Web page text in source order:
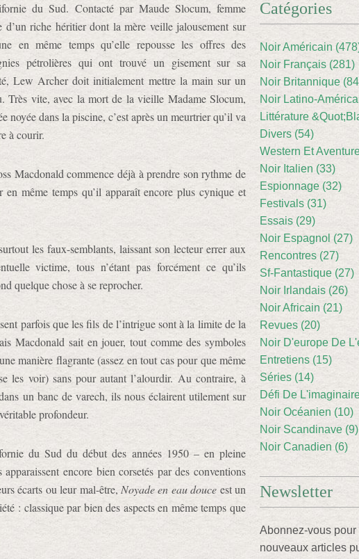
du Sud. Contacté par Maude Slocum, femme
d’un riche héritier dont la mère veille jalousement sur
en même temps qu’elle repousse les offres des
pétrolières qui ont trouvé un gisement sur sa
Lew Archer doit initialement mettre la main sur un
Très vite, avec la mort de la vieille Madame Slocum,
noyée dans la piscine, c’est après un meurtrier qu’il va
à courir.
Macdonald commence déjà à prendre son rythme de
même temps qu’il apparaît encore plus cynique et
les faux-semblants, laissant son lecteur errer aux
victime, tous n’étant pas forcément ce qu’ils
quelque chose à se reprocher.
parfois que les fils de l’intrigue sont à la limite de la
Macdonald sait en jouer, tout comme des symboles
manière flagrante (assez en tout cas pour que même
les voir) sans pour autant l’alourdir. Au contraire, à
un banc de varech, ils nous éclairent utilement sur
profondeur.
du Sud du début des années 1950 – en pleine
encore bien corsetés par des conventions
écarts ou leur mal-être,Noyade en eau douce est un
: classique par bien des aspects en même temps que
Catégories
Noir Américain
Noir Français (281)
Noir Britannique
Noir Latino-
Littérature
Divers (54)
Western Et
Noir Italien (33)
Espionnage (32)
Festivals (31)
Essais (29)
Noir Espagnol (27)
Rencontres (27)
Sf-Fantastique (27)
Noir Irlandais (26)
Noir Africain (21)
Revues (20)
Noir D'europe De
Entretiens (15)
Séries (14)
Défi De
Noir Océanien (10)
Noir Scandinave (9)
Noir Canadien (6)
Newsletter
Abonnez-vous pour
nouveaux articles